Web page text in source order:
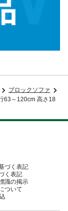
ブロックソファ
63～120cm 高さ18
づく表記
く表記
識の掲示
ついて